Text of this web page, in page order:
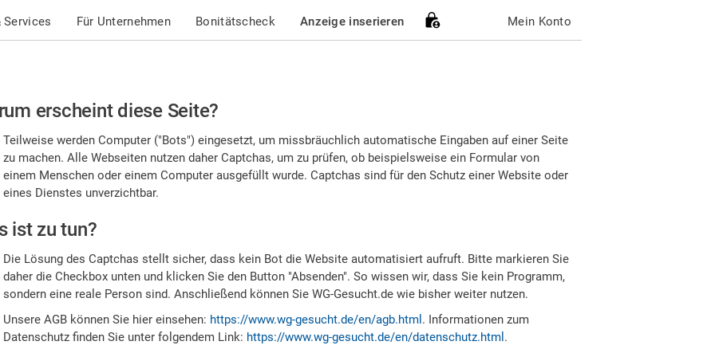
Services Für Unternehmen Bonitätscheck Anzeige inserieren Mein Konto
erscheint diese Seite?
Teilweise werden Computer ("Bots") eingesetzt, um missbräuchlich automatische Eingaben auf einer Seite
zu machen. Alle Webseiten nutzen daher Captchas, um zu prüfen, ob beispielsweise ein Formular von
einem Menschen oder einem Computer ausgefüllt wurde. Captchas sind für den Schutz einer Website oder
eines Dienstes unverzichtbar.
ist zu tun?
Die Lösung des Captchas stellt sicher, dass kein Bot die Website automatisiert aufruft. Bitte markieren Sie
daher die Checkbox unten und klicken Sie den Button "Absenden". So wissen wir, dass Sie kein Programm,
sondern eine reale Person sind. Anschließend können Sie WG-Gesucht.de wie bisher weiter nutzen.
Unsere AGB können Sie hier einsehen: https://www.wg-gesucht.de/en/agb.html . Informationen zum
Datenschutz finden Sie unter folgendem Link: https://www.wg-gesucht.de/en/datenschutz.html .